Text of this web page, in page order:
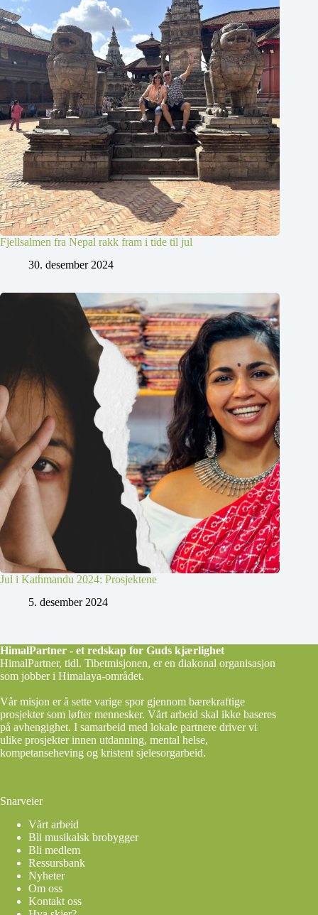
Fjellsalmen fra Nepal rakk fram i tide til jul
30. desember 2024
Jul i Kathmandu 2024: Prosjektene
5. desember 2024
HimalPartner - et redskap for Guds kjærlighet
HimalPartner, tidl. Tibetmisjonen, er en diakonal organisasjon
som jobber i Himalaya-området.
Vår misjon er å sette varige spor gjennom bærekraftige
prosjekter som løfter mennesker. Vårt arbeid skal ikke baseres
på avhengighet. I samarbeid med lokale partnere driver vi
ulike prosjekter innen utdanning, mental helse,
kompetanseheving og kristent sjelesorgarbeid.
Snarveier
Vårt arbeid
Bli musikalsk brobygger
Bli medlem
Ressursbank
Nyheter
Om oss
Kontakt oss